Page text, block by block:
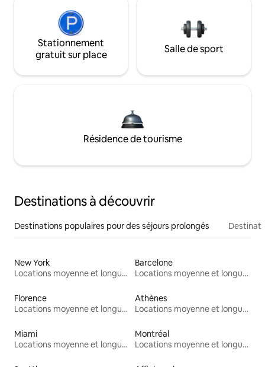
Stationnement
gratuit sur place
Salle de sport
Résidence de tourisme
Destinations à découvrir
Destinations populaires pour des séjours prolongés
New York
Locations moyenne et longue durée
Barcelone
Locations moyenne et longue durée
Florence
Locations moyenne et longue durée
Athènes
Locations moyenne et longue durée
Miami
Locations moyenne et longue durée
Montréal
Locations moyenne et longue durée